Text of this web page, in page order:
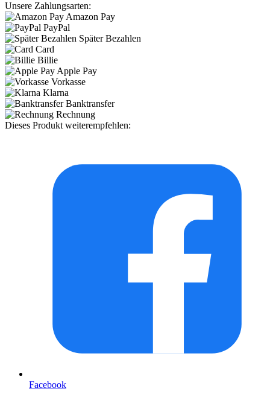
Unsere Zahlungsarten:
Amazon Pay
PayPal
Später Bezahlen
Card
Billie
Apple Pay
Vorkasse
Klarna
Banktransfer
Rechnung
Dieses Produkt weiterempfehlen:
Facebook